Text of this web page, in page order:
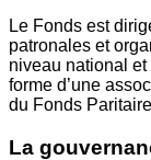
Le Fonds est
patronales et
niveau national
forme d’une
du Fonds
La